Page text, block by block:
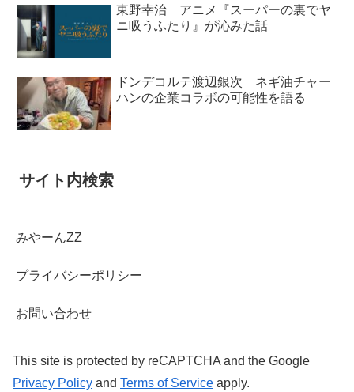
東野幸治 アニメ『スーパーの裏でヤ
ニ吸うふたり』が沁みた話
ドンデコルテ渡辺銀次 ネギ油チャー
ハンの企業コラボの可能性を語る
サイト内検索
みやーんZZ
プライバシーポリシー
お問い合わせ
This site is protected by reCAPTCHA and the Google
Privacy Policy and Terms of Service apply.